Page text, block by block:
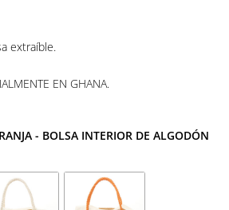
extraíble.
EN GHANA.
- BOLSA INTERIOR DE ALGODÓN